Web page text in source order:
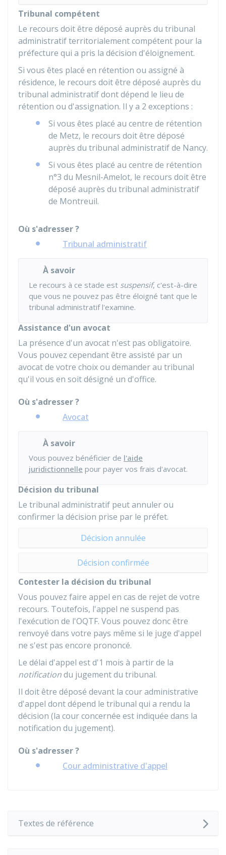
Tribunal compétent
Le recours doit être déposé auprès du tribunal
administratif territorialement compétent pour la
préfecture qui a pris la décision d'éloignement.
Si vous êtes placé en rétention ou assigné à
résidence, le recours doit être déposé auprès du
tribunal administratif dont dépend le lieu de
rétention ou d'assignation. Il y a 2 exceptions :
Si vous êtes placé au centre de rétention
de Metz, le recours doit être déposé
auprès du tribunal administratif de Nancy.
Si vous êtes placé au centre de rétention
n°3 du Mesnil-Amelot, le recours doit être
déposé auprès du tribunal administratif
de Montreuil.
Où s'adresser ?
Tribunal administratif
À savoir
Le recours à ce stade est suspensif, c'est-à-dire
que vous ne pouvez pas être éloigné tant que le
tribunal administratif l'examine.
Assistance d'un avocat
La présence d'un avocat n'est pas obligatoire.
Vous pouvez cependant être assisté par un
avocat de votre choix ou demander au tribunal
qu'il vous en soit désigné un d'office.
Où s'adresser ?
Avocat
À savoir
Vous pouvez bénéficier de l'aide
juridictionnelle pour payer vos frais d'avocat.
Décision du tribunal
Le tribunal administratif peut annuler ou
confirmer la décision prise par le préfet.
Décision annulée
Décision confirmée
Contester la décision du tribunal
Vous pouvez faire appel en cas de rejet de votre
recours. Toutefois, l'appel ne suspend pas
l'exécution de l'OQTF. Vous pouvez donc être
renvoyé dans votre pays même si le juge d'appel
ne s'est pas encore prononcé.
Le délai d'appel est d'1 mois à partir de la
notificationdu jugement du tribunal.
Il doit être déposé devant la cour administrative
d'appel dont dépend le tribunal qui a rendu la
décision (la cour concernée est indiquée dans la
notification du jugement).
Où s'adresser ?
Cour administrative d'appel
Textes de référence